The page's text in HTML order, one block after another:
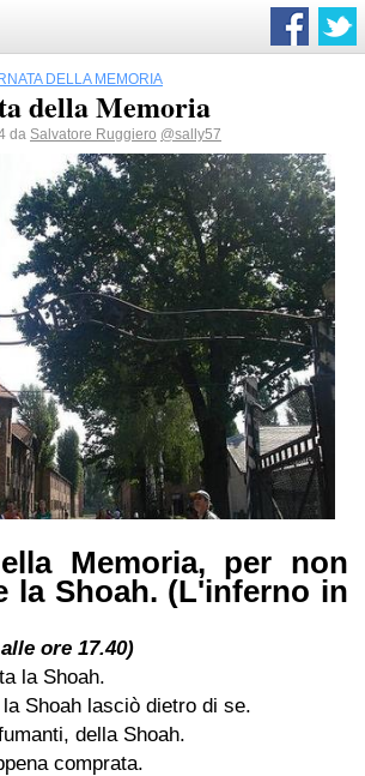
DELLA MEMORIA
della Memoria
da Salvatore Ruggiero @sally57
Memoria, per non
la Shoah. (L'inferno in
ore 17.40)
la Shoah.
Shoah lasciò dietro di se.
della Shoah.
comprata.